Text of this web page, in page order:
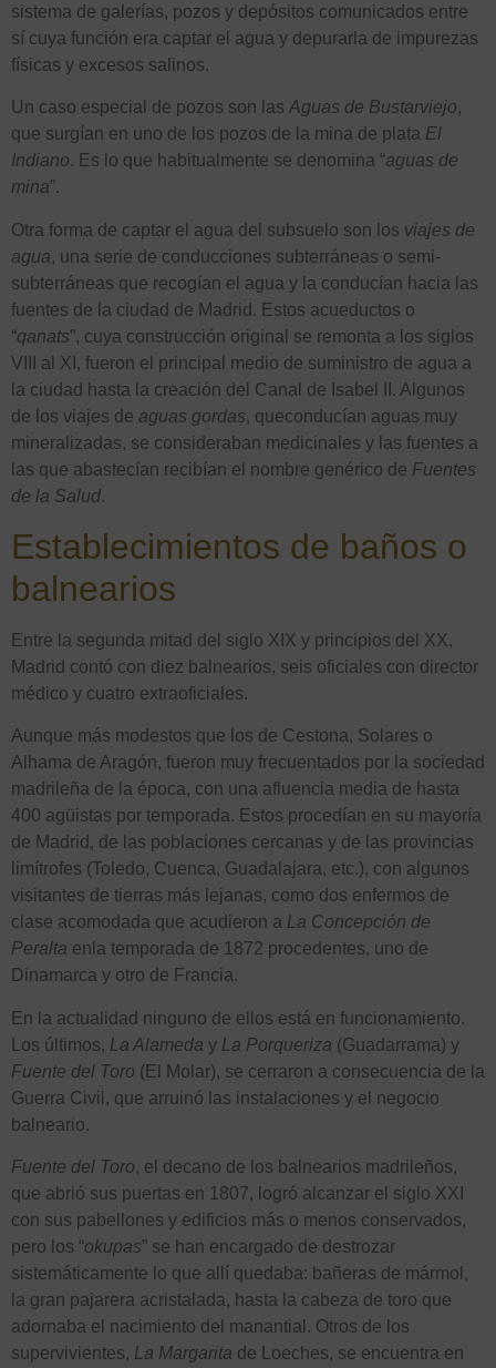
sistema de galerías, pozos y depósitos comunicados entre
sí cuya función era captar el agua y depurarla de impurezas
físicas y excesos salinos.
Un caso especial de pozos son las Aguas de Bustarviejo,
que surgían en uno de los pozos de la mina de plata El
Indiano. Es lo que habitualmente se denomina “aguas de
mina”.
Otra forma de captar el agua del subsuelo son los viajes de
agua, una serie de conducciones subterráneas o semi-
subterráneas que recogían el agua y la conducían hacia las
fuentes de la ciudad de Madrid. Estos acueductos o
“qanats”, cuya construcción original se remonta a los siglos
VIII al XI, fueron el principal medio de suministro de agua a
la ciudad hasta la creación del Canal de Isabel II. Algunos
de los viajes de aguas gordas, queconducían aguas muy
mineralizadas, se consideraban medicinales y las fuentes a
las que abastecían recibían el nombre genérico de Fuentes
de la Salud.
Establecimientos de baños o
balnearios
Entre la segunda mitad del siglo XIX y principios del XX,
Madrid contó con diez balnearios, seis oficiales con director
médico y cuatro extraoficiales.
Aunque más modestos que los de Cestona, Solares o
Alhama de Aragón, fueron muy frecuentados por la sociedad
madrileña de la época, con una afluencia media de hasta
400 agüistas por temporada. Estos procedían en su mayoría
de Madrid, de las poblaciones cercanas y de las provincias
limítrofes (Toledo, Cuenca, Guadalajara, etc.), con algunos
visitantes de tierras más lejanas, como dos enfermos de
clase acomodada que acudieron a La Concepción de
Peralta enla temporada de 1872 procedentes, uno de
Dinamarca y otro de Francia.
En la actualidad ninguno de ellos está en funcionamiento.
Los últimos, La Alameda y La Porqueriza (Guadarrama) y
Fuente del Toro (El Molar), se cerraron a consecuencia de la
Guerra Civil, que arruinó las instalaciones y el negocio
balneario.
Fuente del Toro, el decano de los balnearios madrileños,
que abrió sus puertas en 1807, logró alcanzar el siglo XXI
con sus pabellones y edificios más o menos conservados,
pero los “okupas” se han encargado de destrozar
sistemáticamente lo que allí quedaba: bañeras de mármol,
la gran pajarera acristalada, hasta la cabeza de toro que
adornaba el nacimiento del manantial. Otros de los
supervivientes, La Margarita de Loeches, se encuentra en